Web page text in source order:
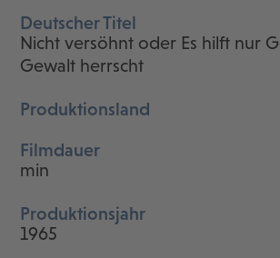
Deutscher Titel
Nicht versöhnt oder Es hilft nur
Gewalt herrscht
Produktionsland
Filmdauer
min
Produktionsjahr
1965